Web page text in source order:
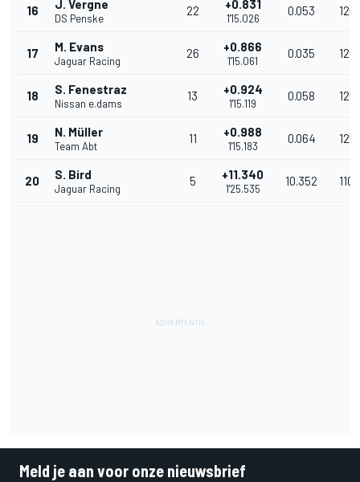
16 J. Vergne
DS Penske
22 +0.831
1'15.026
0.053
17 M. Evans
Jaguar Racing
26 +0.866
1'15.061
0.035
18 S. Fenestraz
Nissan e.dams
13 +0.924
1'15.119
0.058
19 N. Müller
Team Abt
11 +0.988
1'15.183
0.064
20 S. Bird
Jaguar Racing
5 +11.340
1'25.535
10.352
Meld je aan voor onze nieuwsbrief